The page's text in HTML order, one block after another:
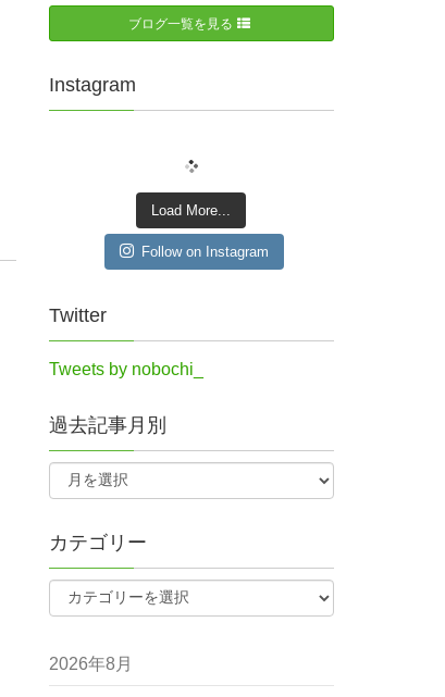
ブログ一覧を見る
Instagram
Load More...
Follow on Instagram
Twitter
Tweets by nobochi_
過去記事月別
カテゴリー
2026年8月